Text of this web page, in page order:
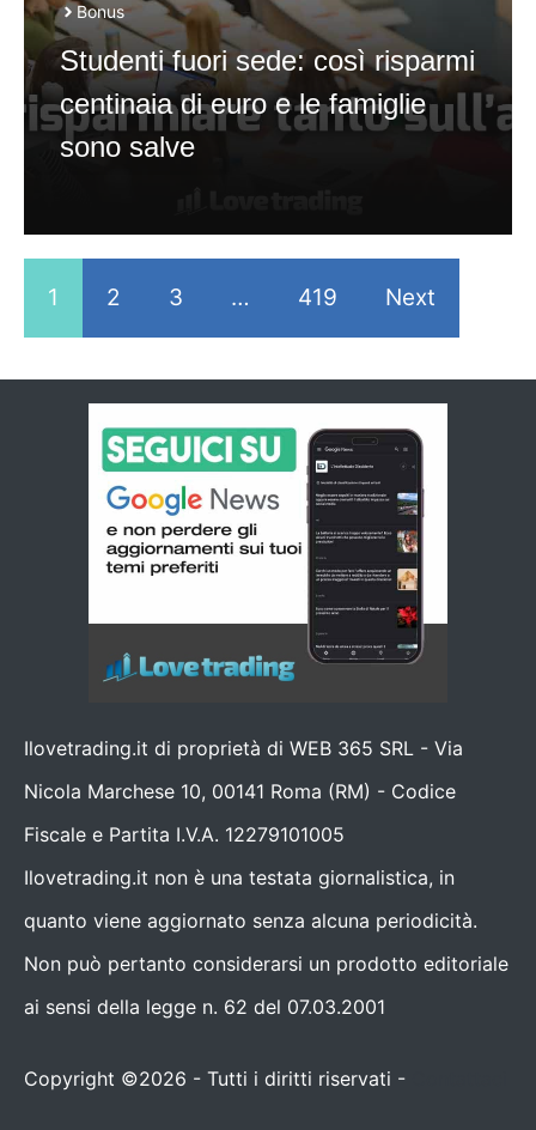
Bonus
Studenti fuori sede: così risparmi
centinaia di euro e le famiglie
sono salve
1 2 3 … 419 Next
Ilovetrading.it di proprietà di WEB 365 SRL - Via
Nicola Marchese 10, 00141 Roma (RM) - Codice
Fiscale e Partita I.V.A. 12279101005
Ilovetrading.it non è una testata giornalistica, in
quanto viene aggiornato senza alcuna periodicità.
Non può pertanto considerarsi un prodotto editoriale
ai sensi della legge n. 62 del 07.03.2001
Copyright ©2026 - Tutti i diritti riservati -